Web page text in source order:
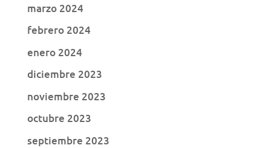
marzo 2024
febrero 2024
enero 2024
diciembre 2023
noviembre 2023
octubre 2023
septiembre 2023